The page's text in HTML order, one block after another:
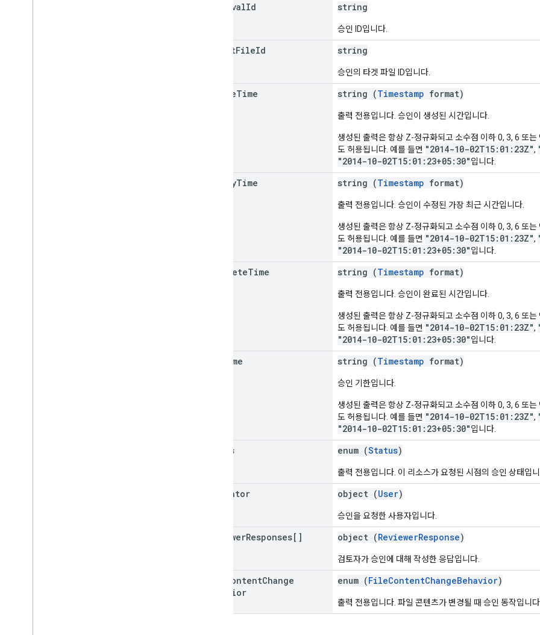
approvalId string
승인 ID입니다.
targetFileId string
승인의 타겟 파일 ID입니다.
createTime string (Timestamp format)
출력 전용입니다. 승인이 생성된 시간입니다.
생성된 출력은 항상 Z-정규화되고 소수점 이하 0, 3, 6 또
도 허용됩니다. 예를 들면 "2014-10-02T15:01:23Z",
"2014-10-02T15:01:23+05:30"입니다.
modifyTime string (Timestamp format)
출력 전용입니다. 승인이 수정된 가장 최근 시간입니다.
생성된 출력은 항상 Z-정규화되고 소수점 이하 0, 3, 6 또
도 허용됩니다. 예를 들면 "2014-10-02T15:01:23Z",
"2014-10-02T15:01:23+05:30"입니다.
completeTime string (Timestamp format)
출력 전용입니다. 승인이 완료된 시간입니다.
생성된 출력은 항상 Z-정규화되고 소수점 이하 0, 3, 6 또
도 허용됩니다. 예를 들면 "2014-10-02T15:01:23Z",
"2014-10-02T15:01:23+05:30"입니다.
Time string (Timestamp format)
승인 기한입니다.
생성된 출력은 항상 Z-정규화되고 소수점 이하 0, 3, 6 또
도 허용됩니다. 예를 들면 "2014-10-02T15:01:23Z",
"2014-10-02T15:01:23+05:30"입니다.
status enum (Status)
출력 전용입니다. 이 리소스가 요청된 시점의 승인 상태입니
initiator object (User)
승인을 요청한 사용자입니다.
reviewerResponses[] object (ReviewerResponse)
검토자가 승인에 대해 작성한 응답입니다.
ContentChange
Behavior
enum (FileContentChangeBehavior)
출력 전용입니다. 파일 콘텐츠가 변경될 때 승인 동작입니다.